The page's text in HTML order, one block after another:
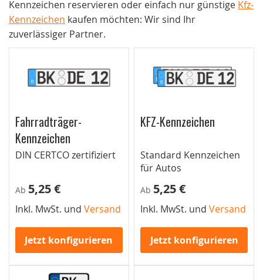
Kennzeichen reservieren oder einfach nur günstige Kfz-
Kennzeichen kaufen möchten: Wir sind Ihr
zuverlässiger Partner.
Fahrradträger-
Kennzeichen
DIN CERTCO zertifiziert
Ab 5,25 €
Inkl. MwSt. und Versand
Jetzt konfigurieren
KFZ-Kennzeichen
Standard Kennzeichen
für Autos
Ab 5,25 €
Inkl. MwSt. undVersand
Jetzt konfigurieren